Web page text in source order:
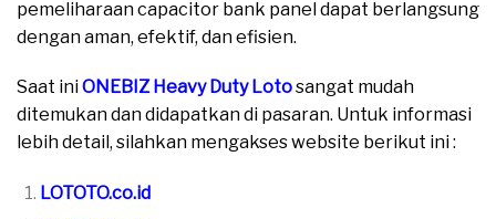
pemeliharaan capacitor bank panel dapat berlangsung
dengan aman, efektif, dan efisien.
Saat iniONEBIZ Heavy Duty Lotosangat mudah
ditemukan dan didapatkan di pasaran. Untuk informasi
lebih detail, silahkan mengakses website berikut ini :
LOTOTO.co.id